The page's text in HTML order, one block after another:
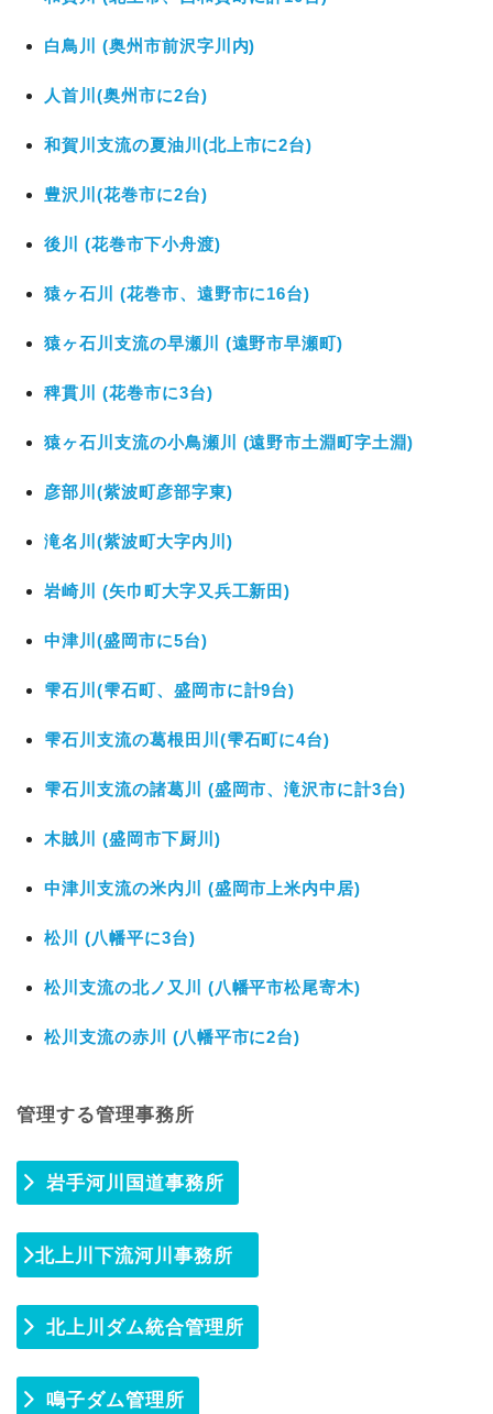
白鳥川 (奥州市前沢字川内)
人首川(奥州市に2台)
和賀川支流の夏油川(北上市に2台)
豊沢川(花巻市に2台)
後川 (花巻市下小舟渡)
猿ヶ石川 (花巻市、遠野市に16台)
猿ヶ石川支流の早瀬川 (遠野市早瀬町)
稗貫川 (花巻市に3台)
猿ヶ石川支流の小鳥瀬川 (遠野市土淵町字土淵)
彦部川(紫波町彦部字東)
滝名川(紫波町大字内川)
岩崎川 (矢巾町大字又兵工新田)
中津川(盛岡市に5台)
雫石川(雫石町、盛岡市に計9台)
雫石川支流の葛根田川(雫石町に4台)
雫石川支流の諸葛川 (盛岡市、滝沢市に計3台)
木賊川 (盛岡市下厨川)
中津川支流の米内川 (盛岡市上米内中居)
松川 (八幡平に3台)
松川支流の北ノ又川 (八幡平市松尾寄木)
松川支流の赤川 (八幡平市に2台)
管理する管理事務所
岩手河川国道事務所
北上川下流河川事務所
北上川ダム統合管理所
鳴子ダム管理所